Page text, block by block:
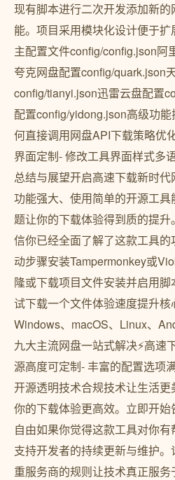
现有脚本进行二次开发添加新
能。项目采用模块化设计便于
主配置文件config/config.json阿
夸克网盘配置config/quark.json
config/tianyi.json迅雷云盘配置
配置config/yidong.json高级功
何直接调用网盘API下载策略优
界面定制- 修改工具界面样式多
总结与展望开启高速下载新时
功能强大、使用简单的开源工
题让你的下载体验得到质的提
信你已经全面了解了这款工具
动步骤安装Tampermonkey或
隆或下载项目文件安装并启用
试下载一个文件体验速度提升
Windows、macOS、Linux、
九大主流网盘一站式解决⚡高速
源️高度可定制- 丰富的配置选项
开源透明技术合规技术让生活
你的下载体验更高效。立即开
自由如果你觉得这款工具对你
支持开发者的持续更新与维护
重服务商的规则让技术真正服